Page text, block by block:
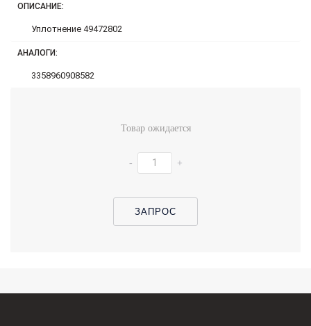
ОПИСАНИЕ:
Уплотнение 49472802
АНАЛОГИ:
3358960908582
Товар ожидается
- +
ЗАПРОС